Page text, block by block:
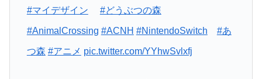
#マイデザイン #どうぶつの森
#AnimalCrossing #ACNH #NintendoSwitch #あ
つ森 #アニメ pic.twitter.com/YYhwSvlxfj